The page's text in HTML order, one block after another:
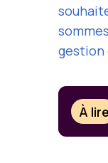
sommes
gestion
À lire